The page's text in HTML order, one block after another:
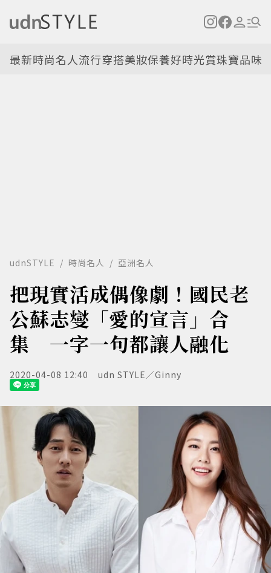
最新時尚名人流行穿搭美妝保養好時光賞珠寶品味
udnSTYLE 時尚名人 亞洲名人
把現實活成偶像劇！國民老
公蘇志燮「愛的宣言」合
集 一字一句都讓人融化
2020-04-08 12:40 udn STYLE／Ginny